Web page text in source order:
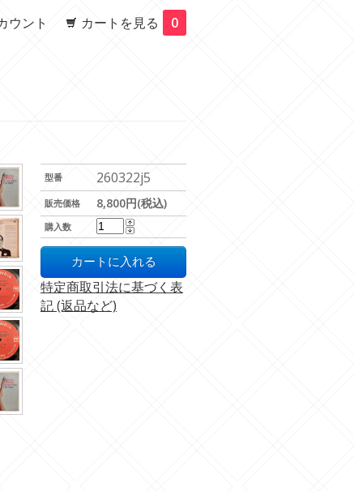
ウント カートを見る 0
型番 260322j5
販売価格 8,800円(税込)
購入数
特定商取引法に基づく表
記 (返品など)